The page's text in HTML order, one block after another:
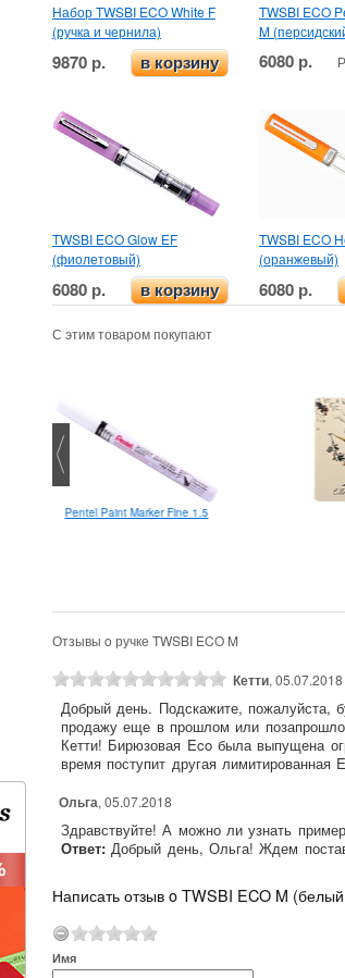
Набор TWSBI ECO White F
(ручка и чернила)
9870 р. в корзину
TWSBI ECO
M
6080 р.
TWSBI ECO Glow EF
(фиолетовый)
6080 р. в корзину
TWSBI ECO
(оранжевый)
6080 р.
С этим товаром покупают
Pentel Paint Marker Fine 1.5
Отзывы o ручке TWSBI ECO M
Кетти, 05.07.2018
Добрый день. Подскажите, пожалуйста,
продажу еще в прошлом или
Кетти! Бирюзовая Eco была выпущена
время поступит другая лимитированная
Ольга, 05.07.2018
Здравствуйте! А можно ли узнать
Ответ:Добрый день, Ольга! Ждем
Написать отзыв o TWSBI ECO M
Имя